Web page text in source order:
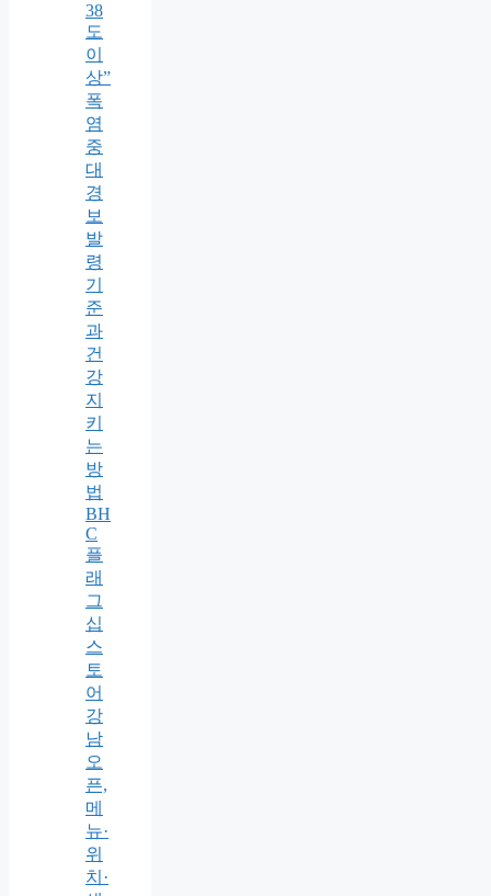
38
도
이
상”
폭
염
중
대
경
보
발
령
기
준
과
건
강
지
키
는
방
법
BH
C
플
래
그
십
스
토
어
강
남
오
픈,
메
뉴·
위
치·